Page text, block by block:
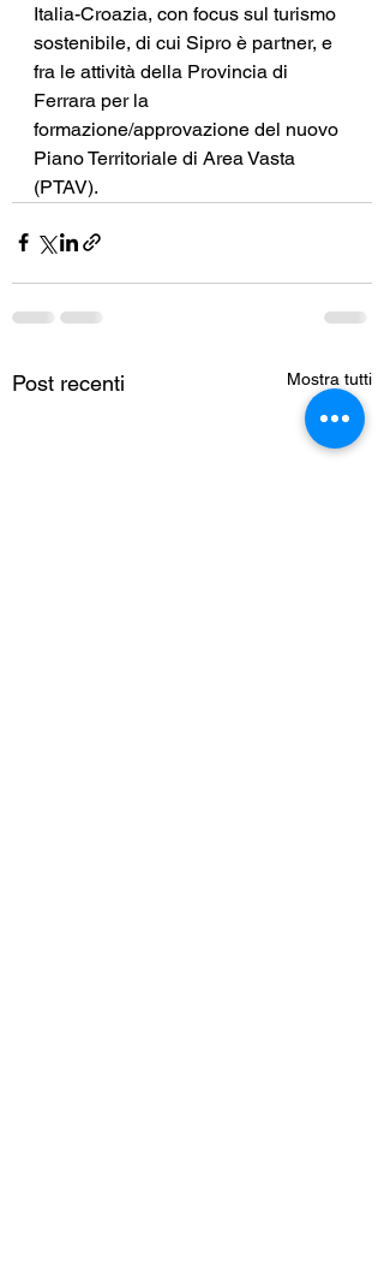
Italia-Croazia, con focus sul turismo
sostenibile, di cui Sipro è partner, e
fra le attività della Provincia di
Ferrara per la
formazione/approvazione del nuovo
Piano Territoriale di Area Vasta
(PTAV).
Post recenti Mostra tutti